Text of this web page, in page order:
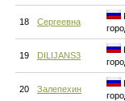
18 Сергеевна
19 DILIJANS3
20 Залепехин